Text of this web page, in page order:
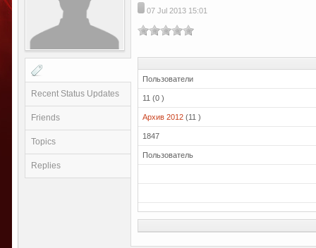
Recent Status Updates
Friends
Topics
Replies
07 Jul 2013 15:01
Пользователи
11 (0 )
Архив 2012 (11 )
1847
Пользователь